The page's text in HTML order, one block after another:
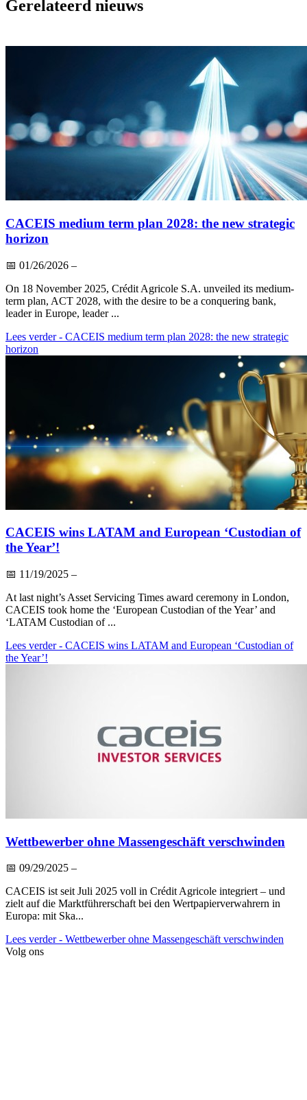
Gerelateerd nieuws
CACEIS medium term plan 2028: the new strategic
horizon
📅 01/26/2026 –
On 18 November 2025, Crédit Agricole S.A. unveiled its medium-
term plan, ACT 2028, with the desire to be a conquering bank,
leader in Europe, leader ...
Lees verder- CACEIS medium term plan 2028: the new strategic
horizon
CACEIS wins LATAM and European ‘Custodian of
the Year’!
📅 11/19/2025 –
At last night’s Asset Servicing Times award ceremony in London,
CACEIS took home the ‘European Custodian of the Year’ and
‘LATAM Custodian of ...
Lees verder- CACEIS wins LATAM and European ‘Custodian of
the Year’!
Wettbewerber ohne Massengeschäft verschwinden
📅 09/29/2025 –
CACEIS ist seit Juli 2025 voll in Crédit Agricole integriert – und
zielt auf die Marktführerschaft bei den Wertpapierverwahrern in
Europa: mit Ska...
Lees verder- Wettbewerber ohne Massengeschäft verschwinden
Volg ons